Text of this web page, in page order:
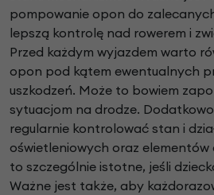
pompowanie opon do
lepszą kontrolę nad rowerem i
Przed każdym wyjazdem warto
opon pod kątem ewentualnych
uszkodzeń. Może to bowiem
sytuacjom na drodze.
regularnie kontrolować stan i
oświetleniowych oraz
to szczególnie istotne, jeśli
Ważne jest także, aby